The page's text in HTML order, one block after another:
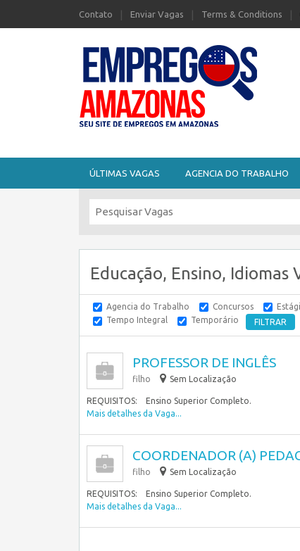
Contato Enviar Vagas Terms & Conditions
ÚLTIMAS VAGAS AGENCIA DO TRABALHO
Educação, Ensino, Idiomas
Agencia do Trabalho Concursos
Tempo Integral
Temporário
PROFESSOR DE INGLÊS
filho Sem Localização
REQUISITOS: Ensino Superior
Mais detalhes da Vaga...
COORDENADOR (A)
filho Sem Localização
REQUISITOS: Ensino Superior Completo.
Mais detalhes da Vaga...